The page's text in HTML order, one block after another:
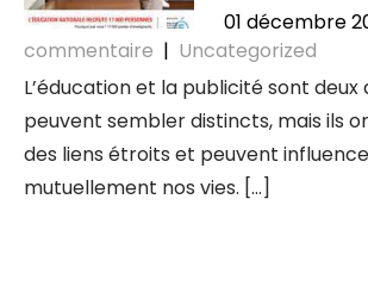
01 décembre
commentaire | Uncategorized
L’éducation et la publicité sont deux
peuvent sembler distincts, mais ils
des liens étroits et peuvent
mutuellement nos vies. […]